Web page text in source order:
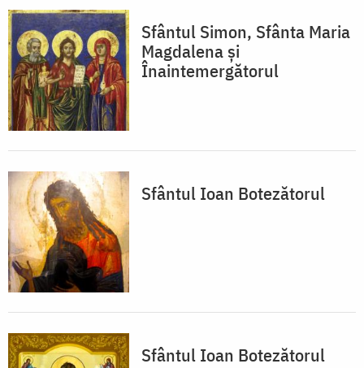
Sfântul Simon, Sfânta Maria
Magdalena şi
Înaintemergătorul
Sfântul Ioan Botezătorul
Sfântul Ioan Botezătorul